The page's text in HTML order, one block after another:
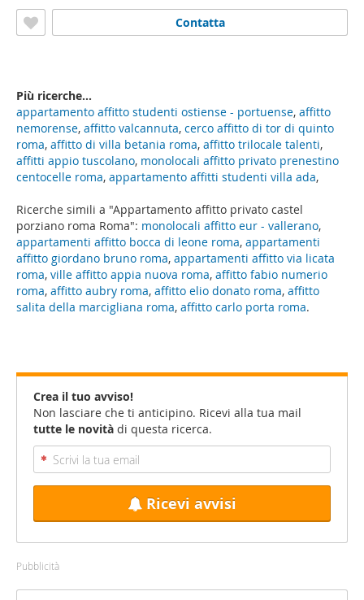
Ricerche simili a "Appartamento affitto privato castel
porziano roma Roma": monolocali affitto eur - vallerano,
appartamenti affitto bocca di leone roma, appartamenti
affitto giordano bruno roma, appartamenti affitto via licata
roma, ville affitto appia nuova roma, affitto fabio numerio
roma, affitto aubry roma, affitto elio donato roma, affitto
salita della marcigliana roma, affitto carlo porta roma.
Contatta
Più ricerche...
appartamento affitto studenti ostiense - portuense, affitto
nemorense, affitto valcannuta, cerco affitto di tor di quinto
roma, affitto di villa betania roma, affitto trilocale talenti,
affitti appio tuscolano, monolocali affitto privato prenestino
centocelle roma, appartamento affitti studenti villa ada,
Crea il tuo avviso!
Non lasciare che ti anticipino. Ricevi alla tua mail
tutte le novità di questa ricerca.
Ricevi avvisi
Pubblicità